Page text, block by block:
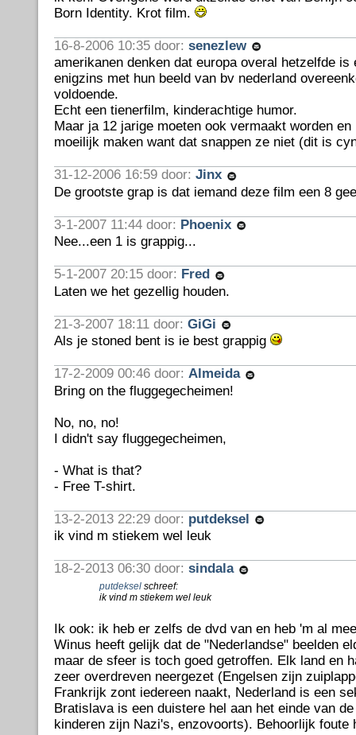
Born Identity. Krot film.
16-8-2006 10:35 door: senezlew
amerikanen denken dat europa overal hetzelfde is
enigzins met hun beeld van bv nederland
voldoende.
Echt een tienerfilm, kinderachtige humor.
Maar ja 12 jarige moeten ook vermaakt worden
moeilijk maken want dat snappen ze niet (dit is
31-12-2006 16:59 door: Jinx
De grootste grap is dat iemand deze film een 8
3-1-2007 11:44 door: Phoenix
Nee...een 1 is grappig...
5-1-2007 20:15 door: Fred
Laten we het gezellig houden.
21-3-2007 18:11 door: GiGi
Als je stoned bent is ie best grappig
17-2-2009 00:46 door: Almeida
Bring on the fluggegecheimen!
No, no, no!
I didn't say fluggegecheimen,
- What is that?
- Free T-shirt.
13-2-2013 22:29 door: putdeksel
ik vind m stiekem wel leuk
18-2-2013 06:30 door: sindala
putdeksel schreef:
ik vind m stiekem wel leuk
Ik ook: ik heb er zelfs de dvd van en heb 'm al
Winus heeft gelijk dat de "Nederlandse" beelden
maar de sfeer is toch goed getroffen. Elk land en
zeer overdreven neergezet (Engelsen zijn
Frankrijk zont iedereen naakt, Nederland is een
Bratislava is een duistere hel aan het einde van
kinderen zijn Nazi's, enzovoorts). Behoorlijk foute